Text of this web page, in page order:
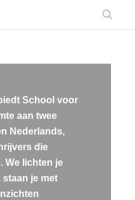
School voor
aan twee
Nederlands,
die
We lichten je
je met